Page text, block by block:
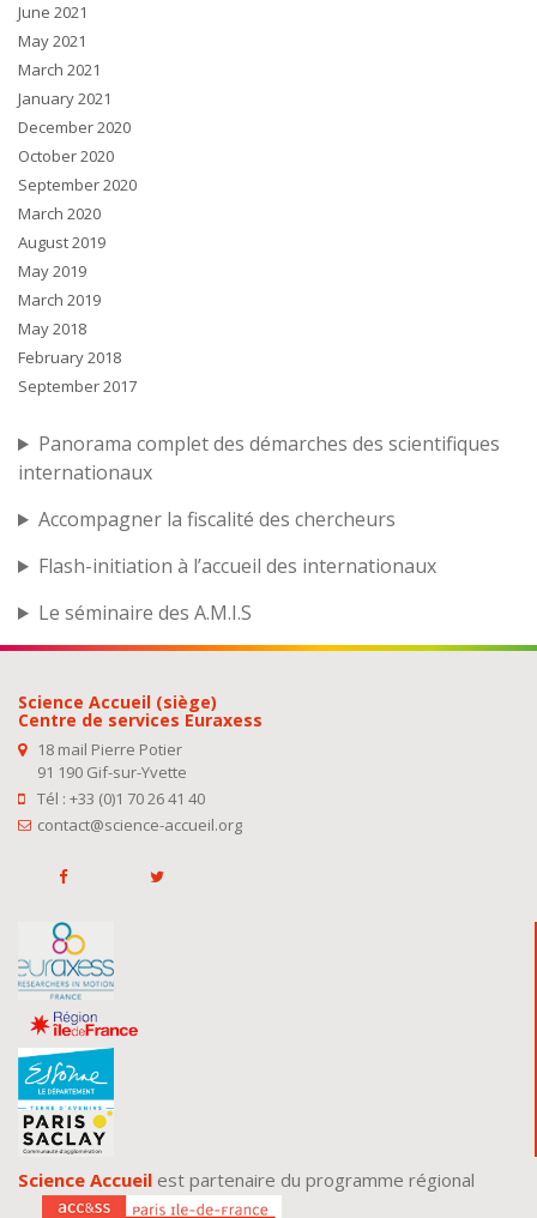
June 2021
May 2021
March 2021
January 2021
December 2020
October 2020
September 2020
March 2020
August 2019
May 2019
March 2019
May 2018
February 2018
September 2017
Panorama complet des démarches des scientifiques
internationaux
Accompagner la fiscalité des chercheurs
Flash-initiation à l’accueil des internationaux
Le séminaire des A.M.I.S
Science Accueil (siège)
Centre de services Euraxess
18 mail Pierre Potier
91 190 Gif-sur-Yvette
Tél : +33 (0)1 70 26 41 40
contact@science-accueil.org
Science Accueil est partenaire du programme régional